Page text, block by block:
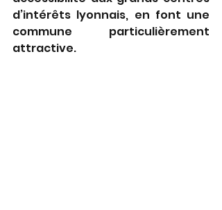
d’intérêts lyonnais, en font une
commune particulièrement
attractive.